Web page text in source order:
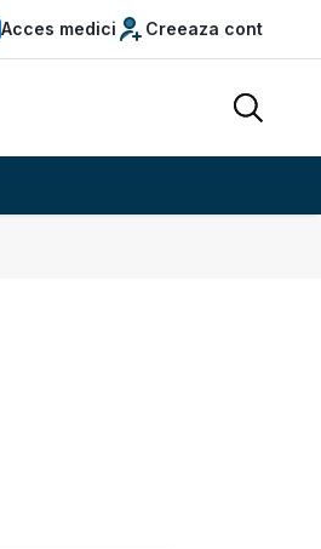
Acces medici Creeaza cont